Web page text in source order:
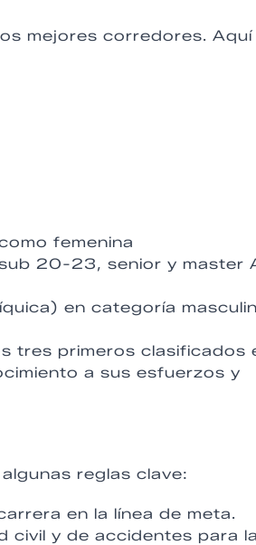
mejores corredores. Aquí
femenina
20-23, senior y master
en categoría
tres primeros clasificados
a sus esfuerzos y
reglas clave:
en la línea de meta.
civil y de accidentes para